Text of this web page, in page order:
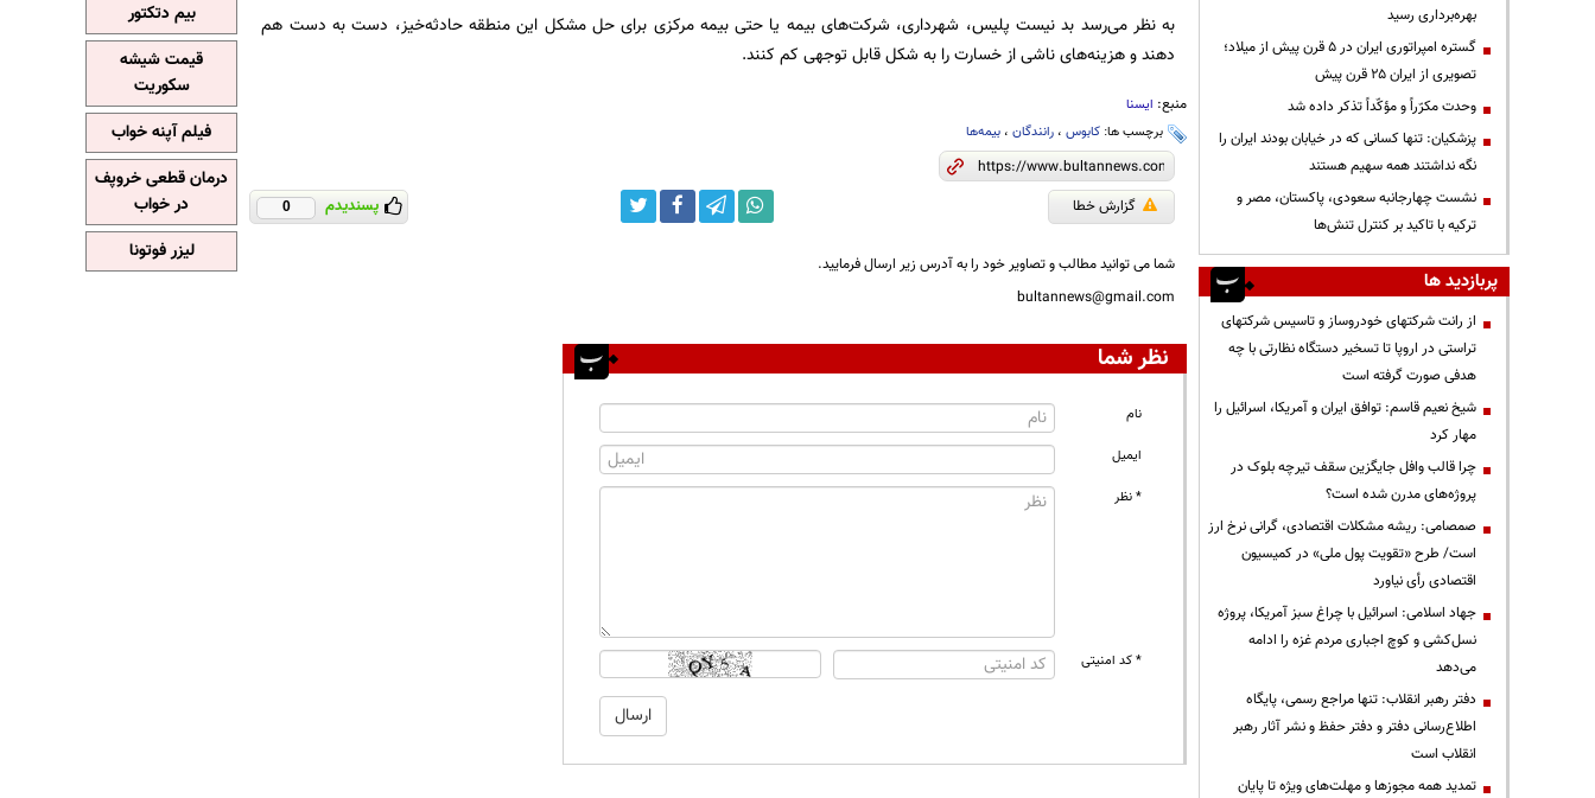
به نظر می‌رسد بد نیست پلیس، شهرداری، شرکت‌های بیمه یا حتی بیمه مرکزی برای حل مشکل این منطقه حادثه‌خیز، دست به دست هم
دهند و هزینه‌های ناشی از خسارت را به شکل قابل توجهی کم کنند.
منبع: ایسنا
برچسب ها: کابوس، رانندگان، بیمه‌ها
گزارش خطا پسندیدم 0
شما می توانید مطالب و تصاویر خود را به آدرس زیر ارسال فرمایید.
bultannews@gmail.com
نظر شما
نام
ایمیل
* نظر
* کد امنیتی
بهره‌برداری رسید
گستره امپراتوری ایران در ۵ قرن پیش از میلاد؛
تصویری از ایران ۲۵ قرن پیش
وحدت مکرّراً و مؤکّداً تذکر داده شد
پزشکیان: تنها کسانی که در خیابان بودند ایران را
نگه نداشتند همه سهیم هستند
نشست چهارجانبه سعودی، پاکستان، مصر و
ترکیه با تاکید بر کنترل تنش‌ها
پربازدید ها
از رانت‌ شرکتهای خودروساز و تاسیس شرکتهای
تراستی در اروپا تا تسخیر دستگاه نظارتی با چه
هدفی صورت گرفته است
شیخ نعیم قاسم: توافق ایران و آمریکا، اسرائیل را
مهار کرد
چرا قالب وافل جایگزین سقف تیرچه بلوک در
پروژه‌های مدرن شده است؟
صمصامی: ریشه مشکلات اقتصادی، گرانی نرخ ارز
است/ طرح «تقویت پول ملی» در کمیسیون
اقتصادی رأی نیاورد
جهاد اسلامی: اسرائیل با چراغ سبز آمریکا، پروژه
نسل‌کشی و کوچ اجباری مردم غزه را ادامه
می‌دهد
دفتر رهبر انقلاب: تنها مراجع رسمی، پایگاه
اطلاع‌رسانی دفتر و دفتر حفظ و نشر آثار رهبر
انقلاب است
تمدید همه مجوزها و مهلت‌های ویژه تا پایان
بیم دتکتور
قیمت شیشه
سکوریت
فیلم آپنه خواب
درمان قطعی خروپف
در خواب
لیزر فوتونا